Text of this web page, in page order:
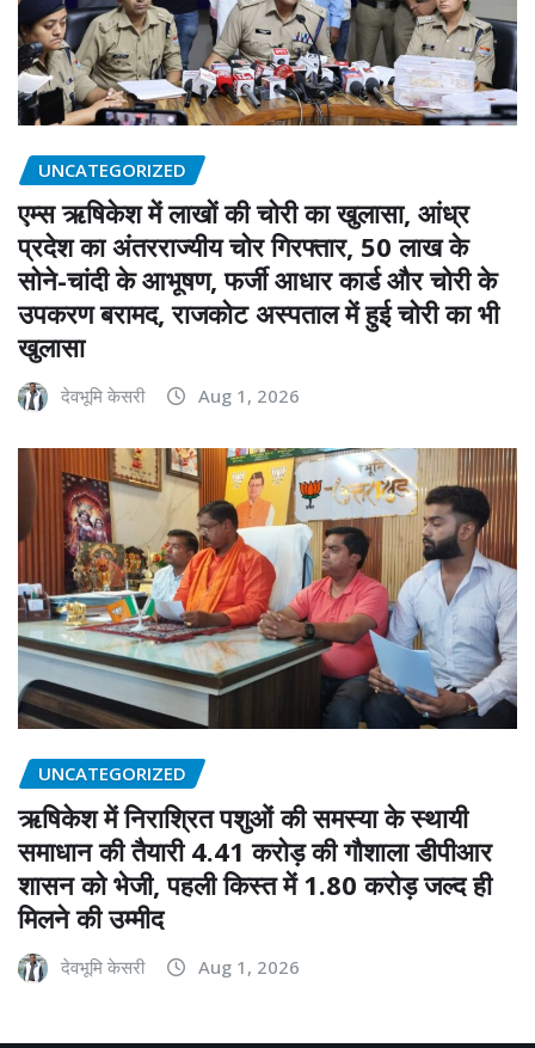
UNCATEGORIZED
एम्स ऋषिकेश में लाखों की चोरी का खुलासा, आंध्र
प्रदेश का अंतरराज्यीय चोर गिरफ्तार, 50 लाख के
सोने-चांदी के आभूषण, फर्जी आधार कार्ड और चोरी के
उपकरण बरामद, राजकोट अस्पताल में हुई चोरी का भी
खुलासा
देवभूमि केसरी Aug 1, 2026
UNCATEGORIZED
ऋषिकेश में निराश्रित पशुओं की समस्या के स्थायी
समाधान की तैयारी 4.41 करोड़ की गौशाला डीपीआर
शासन को भेजी, पहली किस्त में 1.80 करोड़ जल्द ही
मिलने की उम्मीद
देवभूमि केसरी Aug 1, 2026